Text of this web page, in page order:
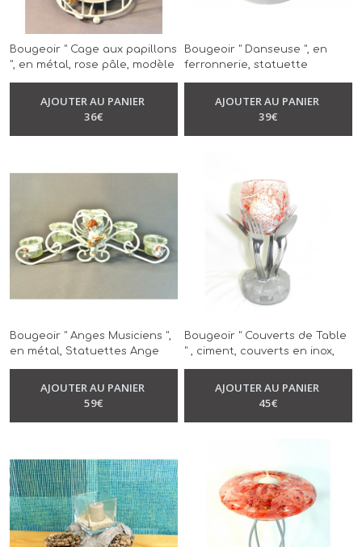
Bougeoir " Cage aux papillons
", en métal, rose pâle, modèle
BougeoirAJOUTER AU PANIER
36€
Bougeoir " Danseuse ", en
ferronnerie, statuette
Bougeoir
AJOUTER AU PANIER
39€
Bougeoir " Anges Musiciens ",
en métal, Statuettes Ange
pièce unique
- Bougeoir
AJOUTER AU PANIER
59€
Bougeoir " Couverts de Table
" , ciment, couverts en inox,
à la main
Bougeoir
AJOUTER AU PANIER
45€